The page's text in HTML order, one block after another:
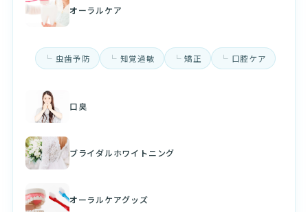
オーラルケア
虫歯予防 知覚過敏 矯正 口腔ケア
口臭
ブライダルホワイトニング
オーラルケアグッズ